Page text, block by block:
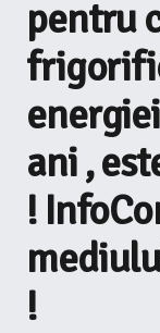
pentru
ani ,
!
!